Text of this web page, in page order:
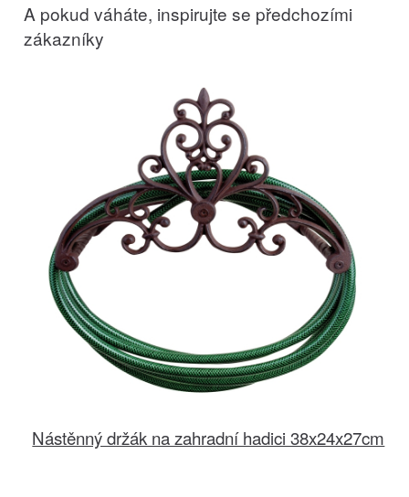
A pokud váháte, inspirujte se předchozími
zákazníky
Nástěnný držák na zahradní hadici 38x24x27cm